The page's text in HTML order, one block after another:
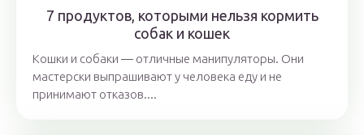
7 продуктов, которыми нельзя кормить
собак и кошек
Кошки и собаки ― отличные манипуляторы. Они
мастерски выпрашивают у человека еду и не
принимают отказов....